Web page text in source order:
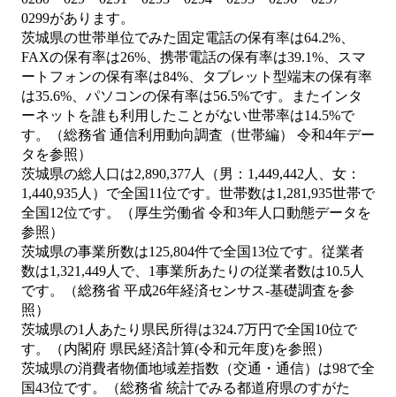
0299があります。
茨城県の世帯単位でみた固定電話の保有率は64.2%、
FAXの保有率は26%、携帯電話の保有率は39.1%、スマ
ートフォンの保有率は84%、タブレット型端末の保有率
は35.6%、パソコンの保有率は56.5%です。またインタ
ーネットを誰も利用したことがない世帯率は14.5%で
す。（総務省 通信利用動向調査（世帯編） 令和4年デー
タを参照）
茨城県の総人口は2,890,377人（男：1,449,442人、女：
1,440,935人）で全国11位です。世帯数は1,281,935世帯で
全国12位です。（厚生労働省 令和3年人口動態データを
参照）
茨城県の事業所数は125,804件で全国13位です。従業者
数は1,321,449人で、1事業所あたりの従業者数は10.5人
です。（総務省 平成26年経済センサス‐基礎調査を参
照）
茨城県の1人あたり県民所得は324.7万円で全国10位で
す。（内閣府 県民経済計算(令和元年度)を参照）
茨城県の消費者物価地域差指数（交通・通信）は98で全
国43位です。（総務省 統計でみる都道府県のすがた